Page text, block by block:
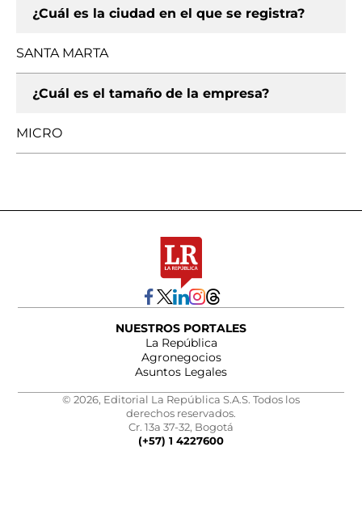
¿Cuál es la ciudad en el que se registra?
SANTA MARTA
¿Cuál es el tamaño de la empresa?
MICRO
NUESTROS PORTALES
La República
Agronegocios
Asuntos Legales
© 2026, Editorial La República S.A.S. Todos los
derechos reservados.
Cr. 13a 37-32, Bogotá
(+57) 1 4227600